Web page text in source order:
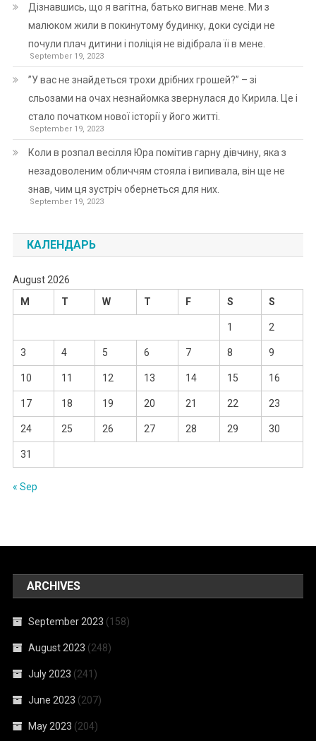
Дізнавшись, що я вагітна, батько вигнав мене. Ми з
малюком жили в покинутому будинку, доки сусіди не
почули плач дитини і поліція не відібрала її в мене.
September 19, 2023
”У вас не знайдеться трохи дрібних грошей?” – зі
сльозами на очах незнайомка звернулася до Кирила. Це і
стало початком нової історії у його житті.
September 19, 2023
Коли в розпал весілля Юра помітив гарну дівчину, яка з
незадоволеним обличчям стояла і випивала, він ще не
знав, чим ця зустріч обернеться для них.
September 19, 2023
КАЛЕНДАРЬ
August 2026
M
T W T F S S
1 2
3 4 5 6 7 8 9
10 11 12 13 14 15 16
17 18 19 20 21 22 23
24 25 26 27 28 29 30
31
« Sep
ARCHIVES
September 2023 (158)
August 2023 (248)
July 2023 (241)
June 2023 (207)
May 2023 (204)